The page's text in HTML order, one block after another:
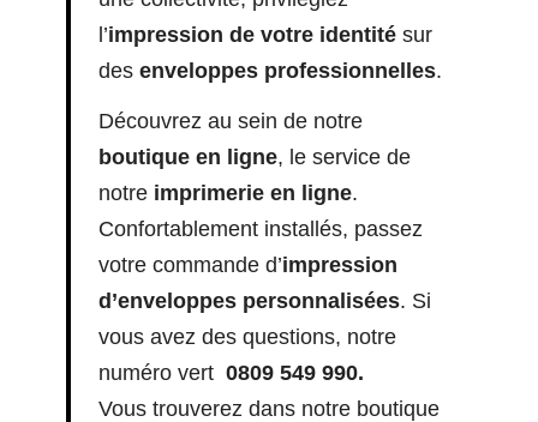
l’impression de votre identitésur
des enveloppes professionnelles.
Découvrez au sein de notre
boutique en ligne, le service de
notre imprimerie en ligne.
Confortablement installés, passez
votre commande d’impression
d’enveloppes personnalisées. Si
vous avez des questions, notre
numéro vert 0809 549 990.
Vous trouverez dans notre boutique